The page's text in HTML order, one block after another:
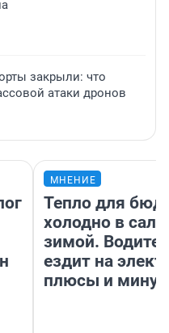
закрыли: что
атаки дронов
МНЕНИЕ
Тепло для
холодно в
зимой.
ездит на
плюсы и